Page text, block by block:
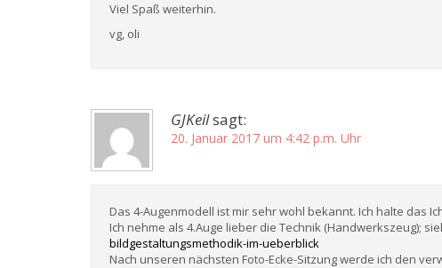
Viel Spaß weiterhin.
vg, oli
GJKeilsagt:
20. Januar 2017 um 4:42 p.m. Uhr
Das 4-Augenmodell ist mir sehr wohl bekannt. Ich halte das
Ich nehme als 4.Auge lieber die Technik (Handwerkszeug);
bildgestaltungsmethodik-im-ueberblick
Nach unseren nächsten Foto-Ecke-Sitzung werde ich den